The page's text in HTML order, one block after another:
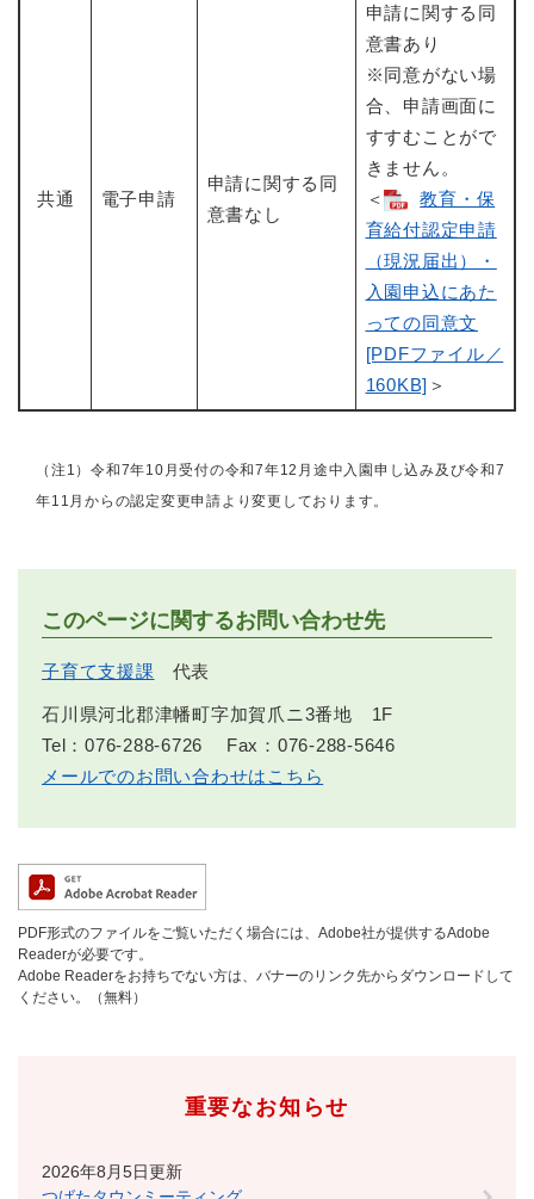
共通 電子申請
申請に関する同
意書なし
申請に関する同
意書あり
※同意がない場
合、申請画面に
すすむことがで
きません。
​＜
教育・保
育給付認定申請
（現況届出）・
入園申込にあた
っての同意文
[PDFファイル／
160KB] ＞
（注1）令和7年10月受付の令和7年12月途中入園申し込み及び令和7
年11月からの認定変更申請より変更しております。
このページに関するお問い合わせ先
子育て支援課 代表
石川県河北郡津幡町字加賀爪ニ3番地 1F
Tel：076-288-6726
Fax：076-288-5646
メールでのお問い合わせはこちら
PDF形式のファイルをご覧いただく場合には、Adobe社が提供するAdobe
Readerが必要です。
Adobe Readerをお持ちでない方は、バナーのリンク先からダウンロードして
ください。（無料）
重要なお知らせ
2026年8月5日更新